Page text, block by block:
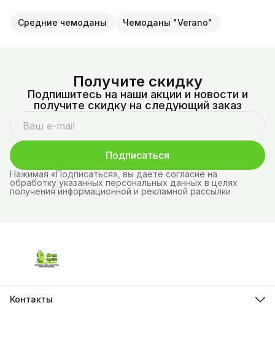
Средние чемоданы Чемоданы "Verano"
Получите скидку
Подпишитесь на наши акции и новости и
получите скидку на следующий заказ
Подписаться
Нажимая «Подписаться», вы даете согласие на
обработку указанных персональных данных в целях
получения информационной и рекламной рассылки
Контакты